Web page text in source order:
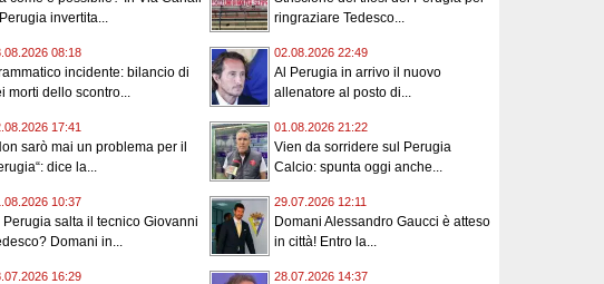
invertita...
ringraziare Tedesco...
08:18
incidente: bilancio di
morti dello scontro...
02.08.2026 22:49
Al Perugia in arrivo il nuovo
allenatore al posto di...
17:41
sarò mai un problema per il
dice la...
01.08.2026 21:22
Vien da sorridere sul Perugia
Calcio: spunta oggi anche...
10:37
Perugia salta il tecnico Giovanni
Domani in...
29.07.2026 12:11
Domani Alessandro Gaucci è atteso
in città! Entro la...
16:29 28.07.2026 14:37